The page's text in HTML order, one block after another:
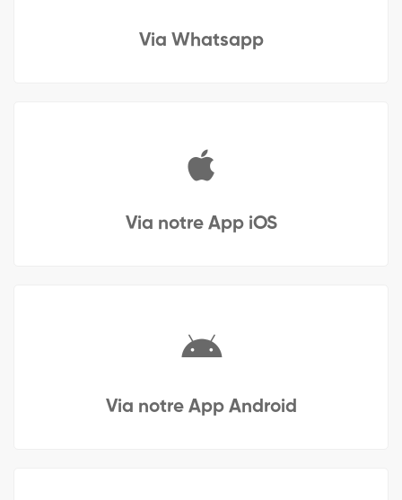
Via Whatsapp
Via notre App iOS
Via notre App Android